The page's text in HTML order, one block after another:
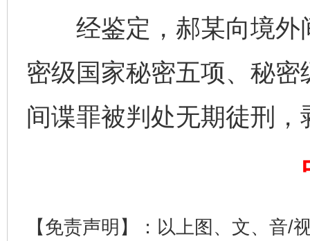
经鉴定，郝某向境外
密级国家秘密五项、秘
间谍罪被判处无期徒刑
【免责声明】：以上图、文、音/
一纸欠